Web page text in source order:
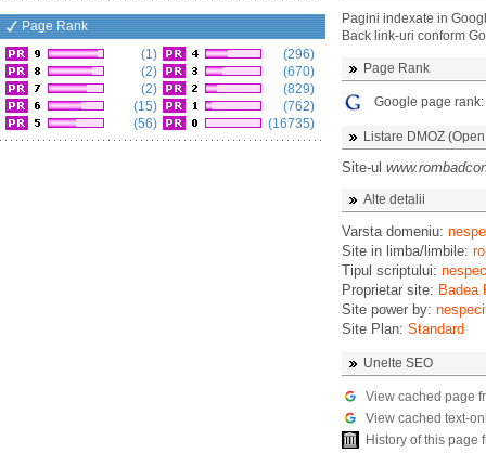
Page Rank
(1)
(2)
(2)
(15)
(56)
(296)
(670)
(829)
(762)
(16735)
Pagini indexate in
Back link-uri conform
Page Rank
Google page rank:
Listare DMOZ
Site-ul
Alte detalii
Varsta domeniu:
Site in limba/limbile: ro
Tipul scriptului:
Proprietar site: Badea
Site power by:
Site Plan: Standard
Unelte SEO
View cached page
View cached text-
History of this page